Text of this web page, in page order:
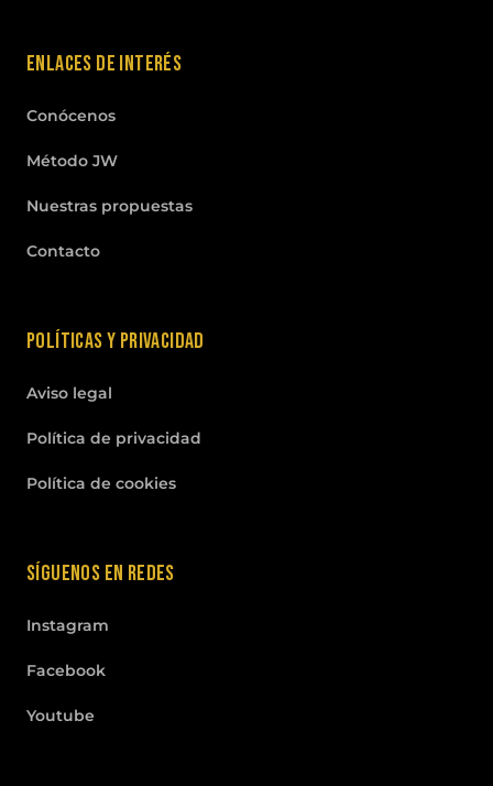
Enlaces de interés
Conócenos
Método JW
Nuestras propuestas
Contacto
Políticas y privacidad
Aviso legal
Política de privacidad
Política de cookies
Síguenos en redes
Instagram
Facebook
Youtube